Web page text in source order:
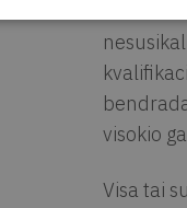
visokio
Visa tai